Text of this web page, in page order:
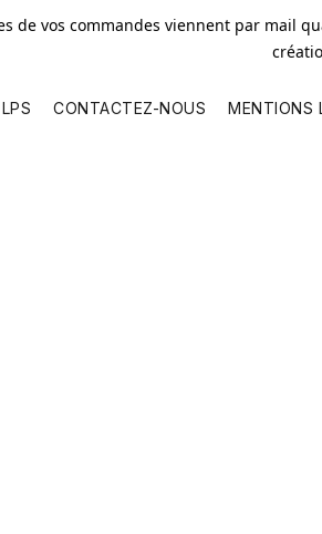
de vos commandes viennent par mail
CONTACTEZ-NOUS MENTIONS